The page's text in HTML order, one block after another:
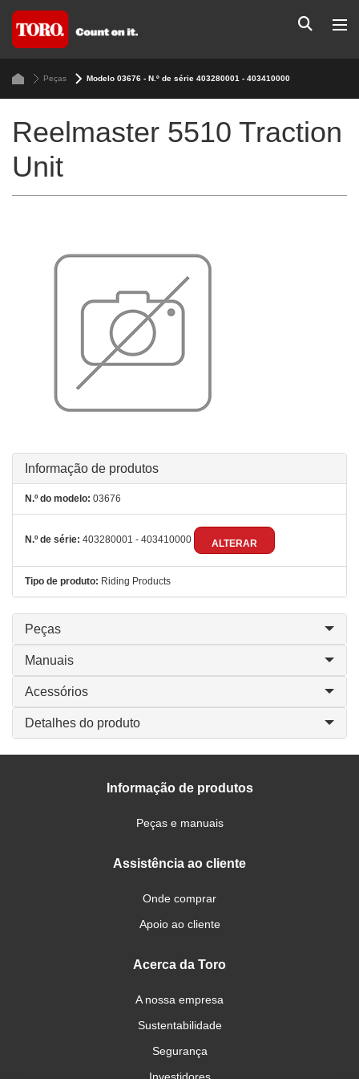
Peças Modelo 03676 - N.º de série 403280001 - 403410000
Reelmaster 5510 Traction
Unit
Informação de produtos
N.º do modelo: 03676
N.º de série: 403280001 - 403410000 ALTERAR
Tipo de produto: Riding Products
Peças
Manuais
Acessórios
Detalhes do produto
Informação de produtos
Peças e manuais
Assistência ao cliente
Onde comprar
Apoio ao cliente
Acerca da Toro
A nossa empresa
Sustentabilidade
Segurança